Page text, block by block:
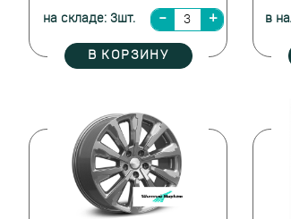
на складе: 3шт.
В КОРЗИНУ
в